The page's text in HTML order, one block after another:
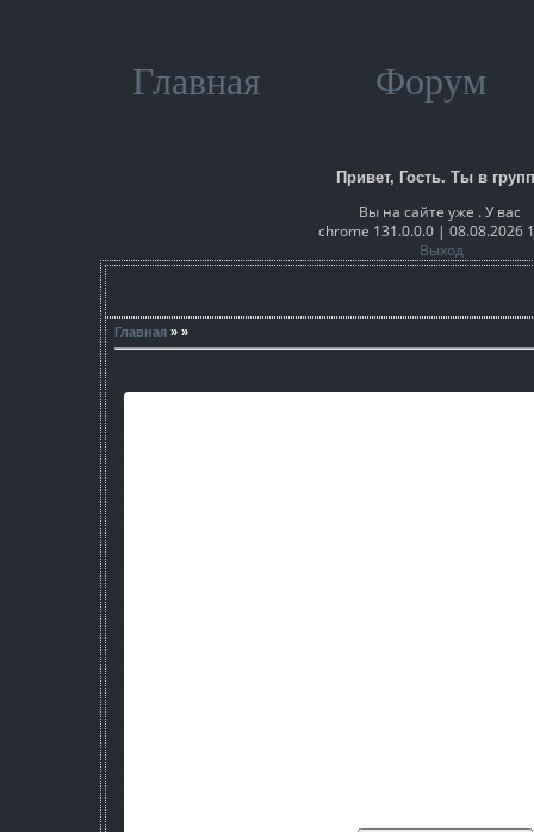
Главная Форум
Привет, Гость. Ты в
Вы на сайте уже . У вас
chrome 131.0.0.0 | 08.08.2026
Выход
Главная » »